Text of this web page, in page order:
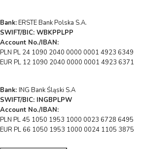
Bank:ERSTE Bank Polska S.A.
SWIFT/BIC: WBKPPLPP
Account No./IBAN:
PLN PL 24 1090 2040 0000 0001 4923 6349
EUR PL 12 1090 2040 0000 0001 4923 6371
Bank: ING Bank Śląski S.A
SWIFT/BIC: INGBPLPW
Account No./IBAN:
PLN PL 45 1050 1953 1000 0023 6728 6495
EUR PL 66 1050 1953 1000 0024 1105 3875